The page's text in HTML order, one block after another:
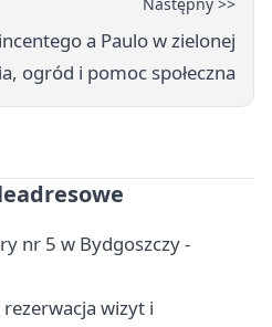
a Paulo w zielonej
ogród i pomoc społeczna
nr 5 w Bydgoszczy -
rezerwacja wizyt i